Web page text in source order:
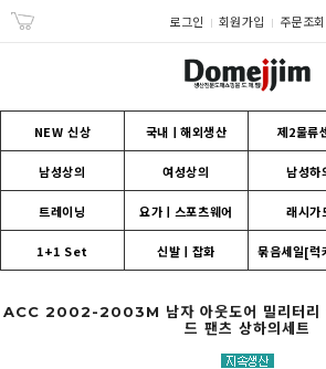
로그인 회원가입 주문조회
NEW 신상 국내ㅣ해외생산 제2물류
남성상의 여성상의 남성하
트레이닝 요가ㅣ스포츠웨어 래시가
1+1 Set 신발ㅣ잡화 묶음세일[럭
ACC 2002-2003M 남자 아웃도어 밀리터리
드 팬츠 상하의세트